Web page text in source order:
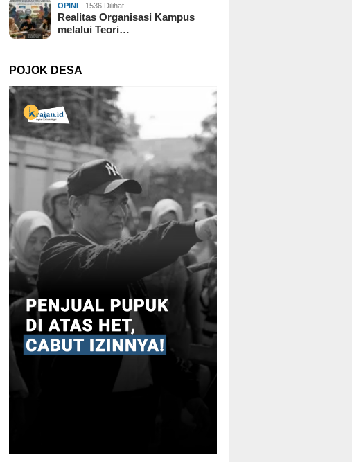
OPINI 1536 Dilihat
Realitas Organisasi Kampus
melalui Teori…
POJOK DESA